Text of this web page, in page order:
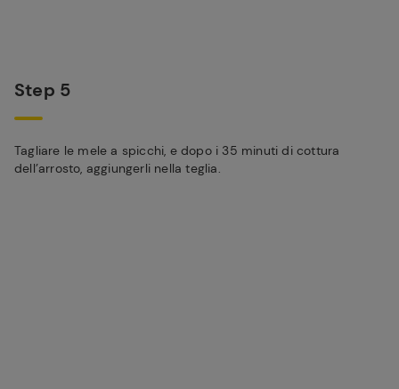
Step 5
Tagliare le mele a spicchi, e dopo i 35 minuti di cottura
dell’arrosto, aggiungerli nella teglia.